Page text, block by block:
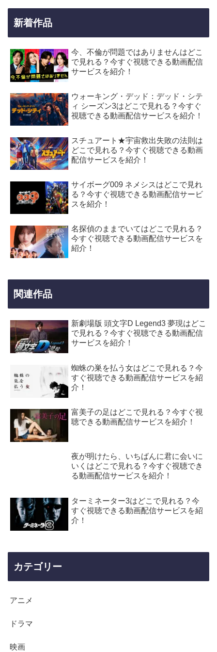
新着作品
今、不倫が問題ではありませんはどこ
で見れる？今すぐ視聴できる動画配信
サービスを紹介！
ウォーキング・デッド：デッド・シテ
ィ シーズン3はどこで見れる？今すぐ
視聴できる動画配信サービスを紹介！
スチュアート★宇宙救出失敗の法則は
どこで見れる？今すぐ視聴できる動画
配信サービスを紹介！
サイボーグ009 ネメシスはどこで見れ
る？今すぐ視聴できる動画配信サービ
スを紹介！
名探偵のままでいてはどこで見れる？
今すぐ視聴できる動画配信サービスを
紹介！
関連作品
新劇場版 頭文字D Legend3 夢現はどこ
で見れる？今すぐ視聴できる動画配信
サービスを紹介！
蜘蛛の巣を払う女はどこで見れる？今
すぐ視聴できる動画配信サービスを紹
介！
富美子の足はどこで見れる？今すぐ視
聴できる動画配信サービスを紹介！
夜が明けたら、いちばんに君に会いに
いくはどこで見れる？今すぐ視聴でき
る動画配信サービスを紹介！
ターミネーター3はどこで見れる？今
すぐ視聴できる動画配信サービスを紹
介！
カテゴリー
アニメ
ドラマ
映画